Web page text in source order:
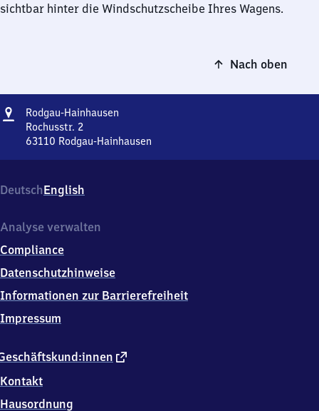
sichtbar hinter die Windschutzscheibe Ihres Wagens.
Nach oben
Adresse
Rodgau-Hainhausen
Rochusstr. 2
63110 Rodgau-Hainhausen
Rochusstr.
2,
3
1
0
Hainhausen
DeutschEnglish
externer
Kontakt
Hausordnung
Analyse verwalten
Compliance
Datenschutzhinweise
Informationen zur Barrierefreiheit
Impressum